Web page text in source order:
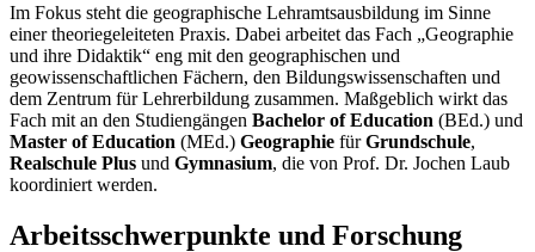
Im Fokus steht die geographische Lehramtsausbildung im Sinne
einer theoriegeleiteten Praxis. Dabei arbeitet das Fach „Geographie
und ihre Didaktik“ eng mit den geographischen und
geowissenschaftlichen Fächern, den Bildungswissenschaften und
dem Zentrum für Lehrerbildung zusammen. Maßgeblich wirkt das
Fach mit an den Studiengängen Bachelor of Education (BEd.) und
Master of Education (MEd.) Geographie fürGrundschule,
Realschule Plus und Gymnasium, die von Prof. Dr. Jochen Laub
koordiniert werden.
Arbeitsschwerpunkte und Forschung